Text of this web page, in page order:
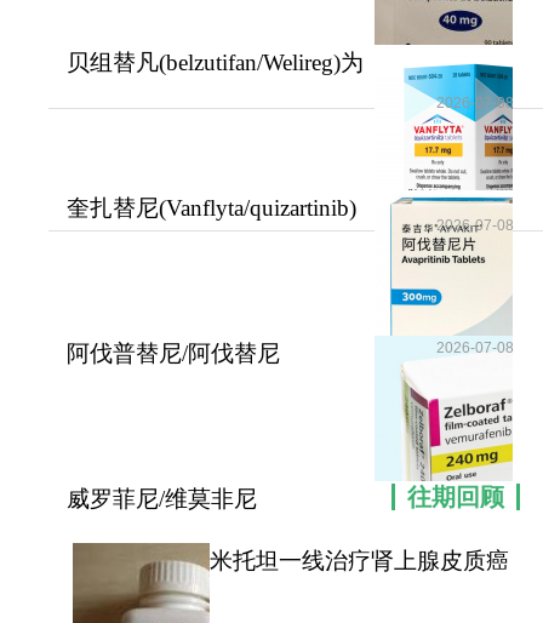
是血液肿瘤后线治疗的关键刚需药
物，临床适配性极强，主要针对常规治疗无效、复
发耐药的恶性血液病，也是国内外多项血液肿瘤诊
疗指南重点推荐的后线首选药物。核心适配癌种包
含：复发或难治性多发性骨髓瘤、复发或难治性弥
漫大B细胞淋巴瘤。无论患者是否存在基因异常、既
往是否接受过干细胞移植、是否对蛋白酶体抑制剂
耐药，均可在身体耐受前提下使用本品治疗，完美
填补了晚期难治血液肿瘤的治疗空白，解决临床无
药可用的诊疗困境。如有需要，请咨询康必行海外
医疗医学顾问：4006-130-650或扫码添加下方微
信，我们将竭诚为您服务！点击拓展阅读：塞利尼
多发性骨髓瘤及弥漫大B细胞淋巴瘤
更多药品详情请访问
贝组替凡(belzutifan/Welireg)为
奎扎替尼(Vanflyta/quizartinib)
用于新诊断
2026-07-08
阿伐普替尼/阿伐替尼
2026-07-08
威罗菲尼/维莫非尼
2026-07-08
往期回顾
米托坦一线治疗肾上腺皮质癌